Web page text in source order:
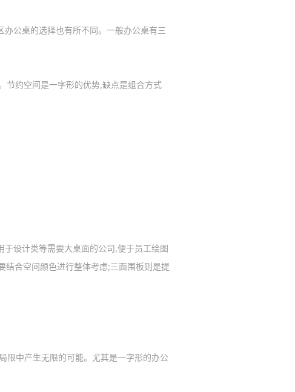
公桌的选择也有所不同。一般办公桌有三
约空间是一字形的优势,缺点是组合方式
设计类等需要大桌面的公司,便于员工绘图
结合空间颜色进行整体考虑;三面围板则是提
限中产生无限的可能。尤其是一字形的办公